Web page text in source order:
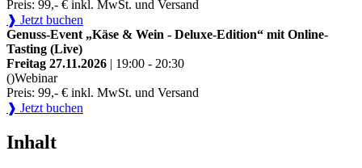
Preis: 99,- € inkl. MwSt. und Versand
❱ Jetzt buchen
Genuss-Event „Käse & Wein - Deluxe-Edition“ mit Online-
Tasting (Live)
Freitag 27.11.2026 | 19:00 - 20:30
()Webinar
Preis: 99,- € inkl. MwSt. und Versand
❱ Jetzt buchen
Inhalt